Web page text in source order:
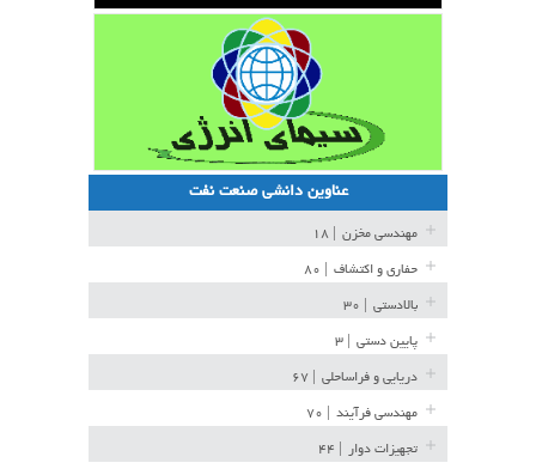
عناوین دانشی صنعت نفت
مهندسی مخزن
حفاری و اکتشاف
بالادستی
پایین دستی
دریایی و فراساحلی
مهندسی فرآیند
تجهیزات دوار